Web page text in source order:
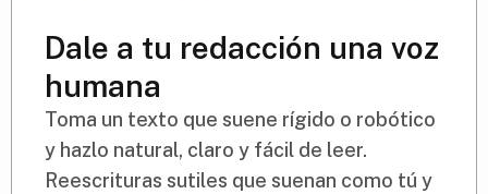
Dale a tu redacción una voz
humana
Toma un texto que suene rígido o robótico
y hazlo natural, claro y fácil de leer.
Reescrituras sutiles que suenan como tú y